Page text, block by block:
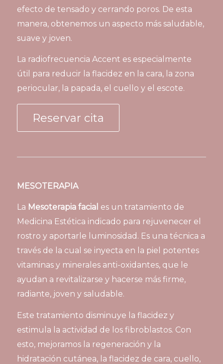
efecto de tensado y cerrando poros. De esta
manera, obtenemos un aspecto más saludable,
suave y joven.
La radiofrecuencia Accent es especialmente
útil para reducir la flacidez en la cara, la zona
periocular, la papada, el cuello y el escote.
Reservar cita
MESOTERAPIA
La Mesoterapia facial es un tratamiento de
Medicina Estética indicado para rejuvenecer el
rostro y aportarle luminosidad. Es una técnica a
través de la cual se inyecta en la piel potentes
vitaminas y minerales anti-oxidantes, que le
ayudan a revitalizarse y hacerse más firme,
radiante, joven y saludable.
Este tratamiento disminuye la flacidez y
estimula la actividad de los fibroblastos. Con
esto, mejoramos la regeneración y la
hidratación cutánea, la flacidez de cara, cuello,